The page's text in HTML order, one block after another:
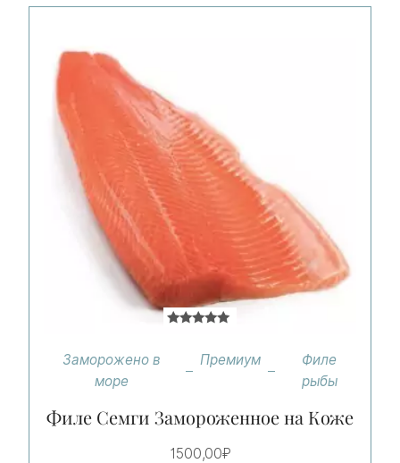
Заморожено в
море
Премиум
Филе
рыбы
Филе Семги Замороженное на Коже
1500,00₽